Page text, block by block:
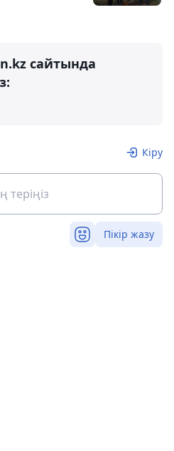
сайтында
Кіру
Пікір жазу